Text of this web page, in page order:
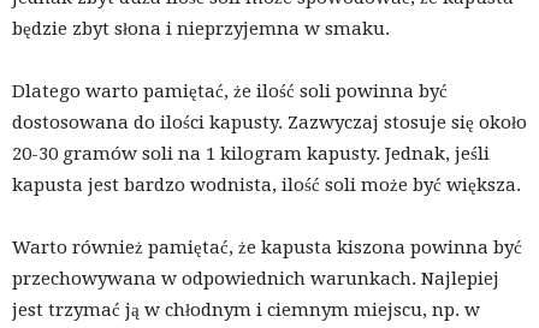
będzie zbyt słona i nieprzyjemna w smaku.
Dlatego warto pamiętać, że ilość soli powinna być
dostosowana do ilości kapusty. Zazwyczaj stosuje się około
20-30 gramów soli na 1 kilogram kapusty. Jednak, jeśli
kapusta jest bardzo wodnista, ilość soli może być większa.
Warto również pamiętać, że kapusta kiszona powinna być
przechowywana w odpowiednich warunkach. Najlepiej
jest trzymać ją w chłodnym i ciemnym miejscu, np. w